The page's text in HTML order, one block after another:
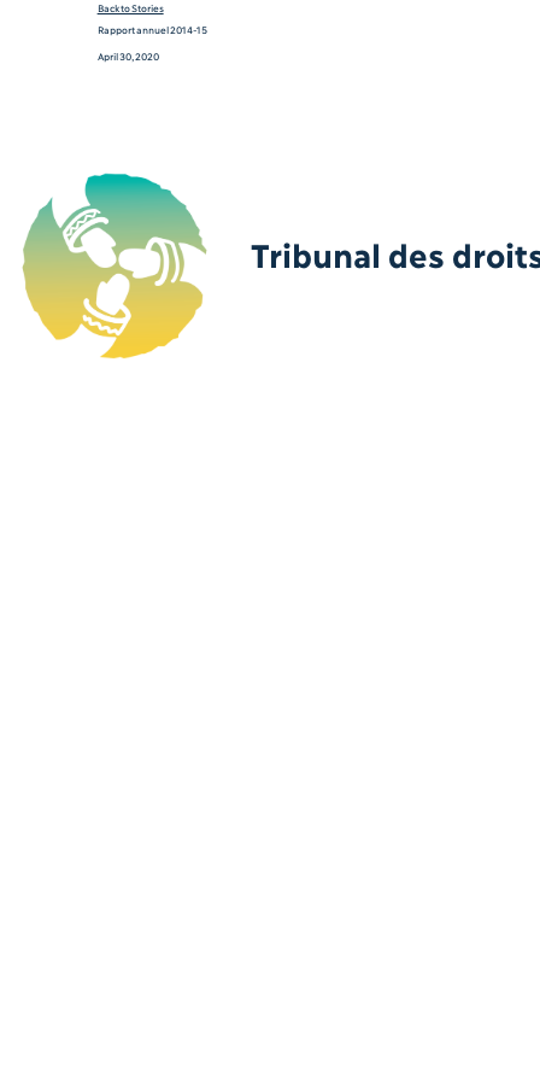
Tribunal des
Back to Stories
Rapport annuel 2014-15
April 30, 2020